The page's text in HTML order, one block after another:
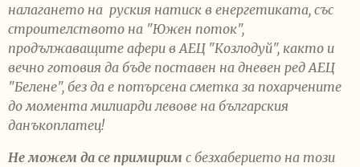
налагането на руския натиск в енергетиката, със
строителството на "Южен поток",
продължаващите афери в АЕЦ "Козлодуй", както и
вечно готовия да бъде поставен на дневен ред АЕЦ
"Белене", без да е потърсена сметка за похарчените
до момента милиарди левове на българския
данъкоплатец!
Не можем да се примирим с безхаберието на този